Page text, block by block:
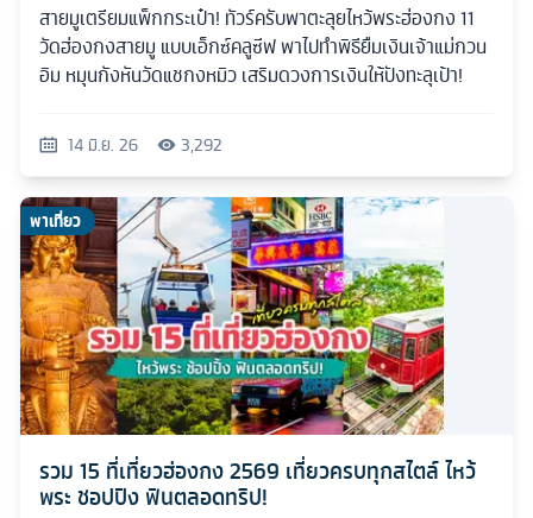
สายมูเตรียมแพ็กกระเป๋า! ทัวร์ครับพาตะลุยไหว้พระฮ่องกง 11
วัดฮ่องกงสายมู แบบเอ็กซ์คลูซีฟ พาไปทำพิธียืมเงินเจ้าแม่กวน
อิม หมุนกังหันวัดแชกงหมิว เสริมดวงการเงินให้ปังทะลุเป้า!
14 มิ.ย. 26 3,292
พาเที่ยว
รวม 15 ที่เที่ยวฮ่องกง 2569 เที่ยวครบทุกสไตล์ ไหว้
พระ ชอปปิง ฟินตลอดทริป!